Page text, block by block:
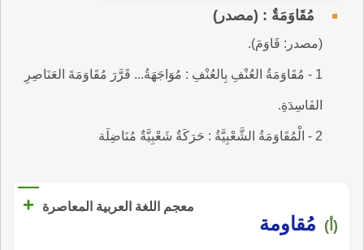
مُقَاوَمَةٌ : (مصدر)
(مصدر: قَاوَمَ).
1 - مُقَاوَمَةُ العُنْفِ بِالعُنْفِ : مُوَاجَهَةُ... قَرَّرَ مُقَاوَمَةَ العَنَاصِرِ
الفَاسِدَةِ.
2 - الْمُقَاوَمَةُ الشَّعْبِيَّةُ : حَرَكَةٌ شَعْبِيَّةٌ مُنَاضِلَة
معجم اللغة العربية المعاصرة +
(أ) مُقاومة